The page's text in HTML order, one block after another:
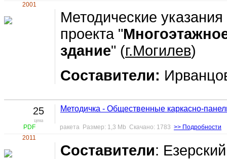
2001
Методические
проекта "
здание" (г.Могилев)
Составители:
25
цена
PDF
2011
Методичка - Общественные каркасно-
ракета Размер: 1,3 Mb Скачано: 1783 >> Подробности
Составители: